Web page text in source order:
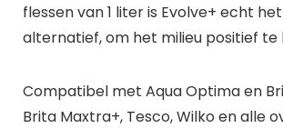
flessen van 1 liter is Evolve+ echt
alternatief, om het milieu positief te
Compatibel met Aqua Optima en
Brita Maxtra+, Tesco, Wilko en alle